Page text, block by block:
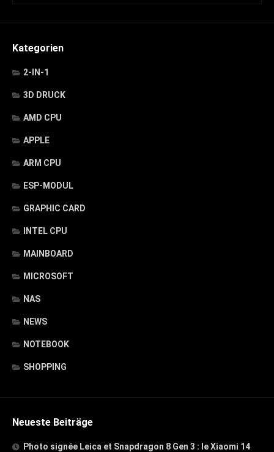
Kategorien
2-IN-1
3D DRUCK
AMD CPU
APPLE
ARM CPU
ESP-MODUL
GRAPHIC CARD
INTEL CPU
MAINBOARD
MICROSOFT
NAS
NEWS
NOTEBOOK
SHOPPING
Neueste Beiträge
Photo signée Leica et Snapdragon 8 Gen 3 : le Xiaomi 14